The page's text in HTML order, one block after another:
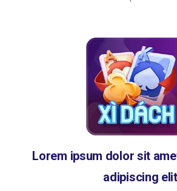
Lorem ipsum dolor sit
adipiscing